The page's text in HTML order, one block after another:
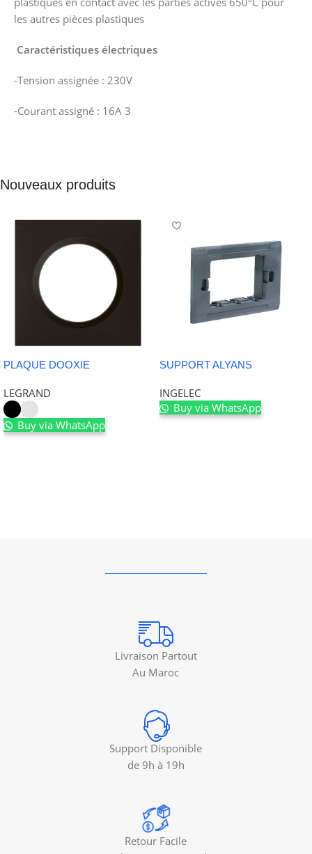
les autres pièces plastiques
Caractéristiques électriques
-Tension assignée : 230V
-Courant assigné : 16A 3
Nouveaux produits
PLAQUE DOOXIE
LEGRAND
Buy via WhatsApp
SUPPORT ALYANS
INGELEC
Buy via WhatsApp
Livraison Partout
Au Maroc
Support Disponible
de 9h à 19h
Retour Facile